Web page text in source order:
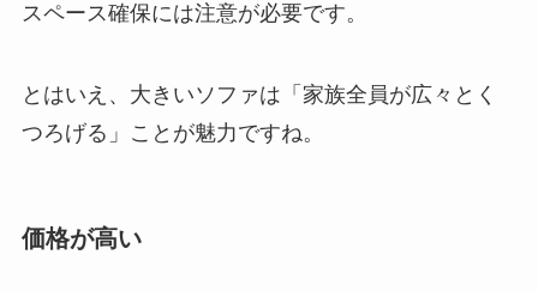
スペース確保には注意が必要です。
とはいえ、大きいソファは「家族全員が広々とく
つろげる」ことが魅力ですね。
価格が高い